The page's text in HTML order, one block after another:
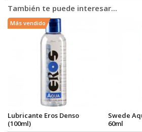
También te puede interesar...
Más vendido
Lubricante Eros Denso
(100ml)
Swede
60ml